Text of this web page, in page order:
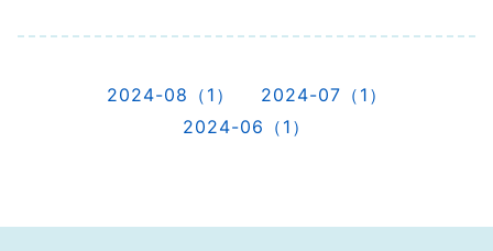
2024-08（1）
2024-07（1）
2024-06（1）